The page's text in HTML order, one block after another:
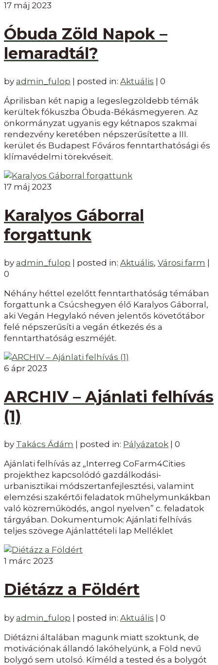
17 máj 2023
Óbuda Zöld Napok –
lemaradtál?
by admin_fulop posted in: Aktuális
0
Áprilisban két napig a legeslegzöldebb témák
kerültek fókuszba Óbuda-Békásmegyeren. Az
önkormányzat ugyanis egy kétnapos szakmai
rendezvény keretében népszerűsítette a III.
kerület és Budapest Főváros fenntarthatósági és
klímavédelmi törekvéseit.
17 máj 2023
Karalyos Gáborral
forgattunk
by admin_fulop posted in: Aktuális, Városi farm
0
Néhány héttel ezelőtt fenntarthatóság témában
forgattunk a Csúcshegyen élő Karalyos Gáborral,
aki Vegán Hegylakó néven jelentős követőtábor
felé népszerűsíti a vegán étkezés és a
fenntarthatóság eszméjét.
6 ápr 2023
ARCHIV – Ajánlati felhívás
(1)
by Takács Ádám posted in: Pályázatok
0
Ajánlati felhívás az „Interreg CoFarm4Cities
projekthez kapcsolódó gazdálkodási-
urbanisztikai módszertanfejlesztési, valamint
elemzési szakértői feladatok műhelymunkákban
való közreműködés, angol nyelven” c. feladatok
tárgyában. Dokumentumok: Ajánlati felhívás
teljes szövege Ajánlattételi lap Melléklet
1 márc 2023
Diétázz a Földért
by admin_fulop | posted in: Aktuális | 0
Diétázni általában magunk miatt szoktunk, de
motivációnak állandó lakóhelyünk, a Föld nevű
bolygó sem utolsó. Kíméld a tested és a bolygót